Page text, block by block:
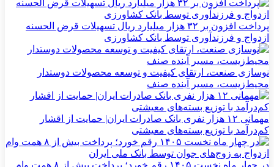
پرداخت افزون بر ۳۲ هزار میلیارد ریال تسهیلات قرض الحسنه
ازدواج و فرزندآوری توسط بانک کشاورزی
نوسازی صنعت، ارتقای کیفیت و توسعه محصولات دوستدار
محیط‌زیست، مسیر آینده صنف
مهمانی ۱۲ هزار نفری بانک صادرات ایران| حمایت از اقشار
کم‌درآمد با توزیع بسته‌های معیشتی